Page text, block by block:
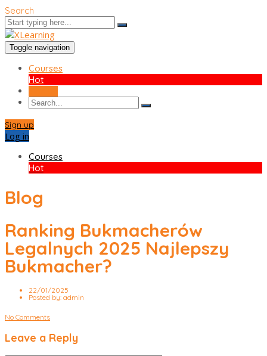
Search
Toggle navigation
Courses
Hot
Sign up
Log in
Courses
Hot
Blog
Ranking Bukmacherów
Legalnych 2025 Najlepszy
Bukmacher?
22/01/2025
Posted by: admin
No Comments
Leave a Reply